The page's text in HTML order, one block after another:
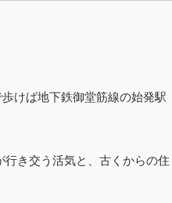
けば地下鉄御堂筋線の始発駅
き交う活気と、古くからの住